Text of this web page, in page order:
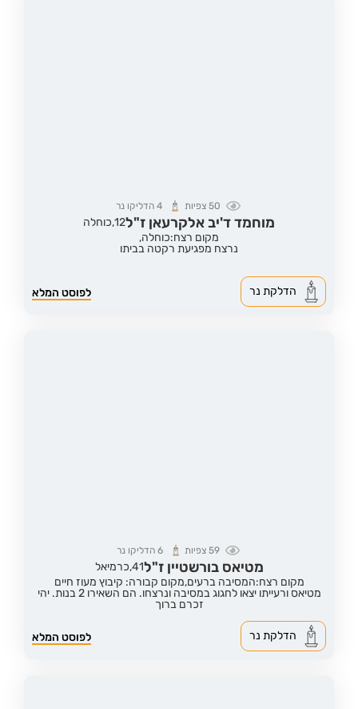
50 צפיות 4הדליקו נר
מוחמד ד'יב אלקרעאן ז"ל12, כוחלה
מקום רצח:כוחלה,
נרצח מפגיעת רקטה בביתו
לפוסט המלא הדלקת נר
59צפיות 6 הדליקו נר
מטיאס בורשטיין ז"ל41, כרמיאל
מקום רצח:המסיבה ברעים,מקום קבורה: קיבוץ מעוז חיים
מטיאס ורעייתו יצאו לחגוג במסיבה ונרצחו. הם השאירו 2 בנות. יהי
זכרם ברוך
לפוסט המלא הדלקת נר